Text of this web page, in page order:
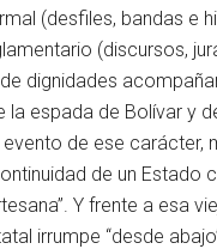
(desfiles, bandas e
(discursos,
dignidades
la espada de Bolívar y
de ese carácter,
de un Estado
Y frente a esa
irrumpe “desde